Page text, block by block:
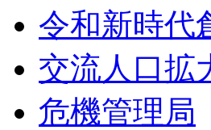
令和新時代
交流人口拡
危機管理局